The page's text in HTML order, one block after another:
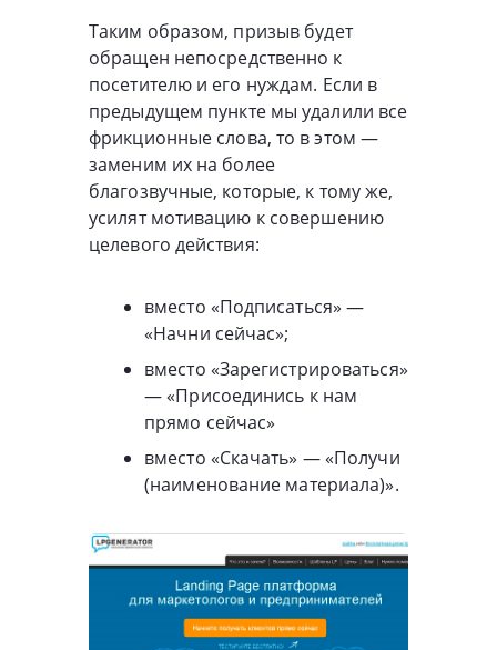
Таким образом, призыв будет
обращен непосредственно к
посетителю и его нуждам. Если в
предыдущем пункте мы удалили все
фрикционные слова, то в этом —
заменим их на более
благозвучные, которые, к тому же,
усилят мотивацию к совершению
целевого действия:
вместо «Подписаться» —
«Начни сейчас»;
вместо «Зарегистрироваться»
— «Присоединись к нам
прямо сейчас»
вместо «Скачать» — «Получи
(наименование материала)».